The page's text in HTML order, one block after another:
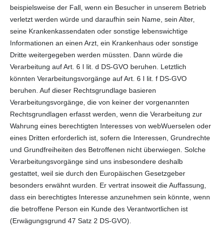
beispielsweise der Fall, wenn ein Besucher in unserem Betrieb
verletzt werden würde und daraufhin sein Name, sein Alter,
seine Krankenkassendaten oder sonstige lebenswichtige
Informationen an einen Arzt, ein Krankenhaus oder sonstige
Dritte weitergegeben werden müssten. Dann würde die
Verarbeitung auf Art. 6 I lit. d DS-GVO beruhen. Letztlich
könnten Verarbeitungsvorgänge auf Art. 6 I lit. f DS-GVO
beruhen. Auf dieser Rechtsgrundlage basieren
Verarbeitungsvorgänge, die von keiner der vorgenannten
Rechtsgrundlagen erfasst werden, wenn die Verarbeitung zur
Wahrung eines berechtigten Interesses von webWuerselen oder
eines Dritten erforderlich ist, sofern die Interessen, Grundrechte
und Grundfreiheiten des Betroffenen nicht überwiegen. Solche
Verarbeitungsvorgänge sind uns insbesondere deshalb
gestattet, weil sie durch den Europäischen Gesetzgeber
besonders erwähnt wurden. Er vertrat insoweit die Auffassung,
dass ein berechtigtes Interesse anzunehmen sein könnte, wenn
die betroffene Person ein Kunde des Verantwortlichen ist
(Erwägungsgrund 47 Satz 2 DS-GVO).